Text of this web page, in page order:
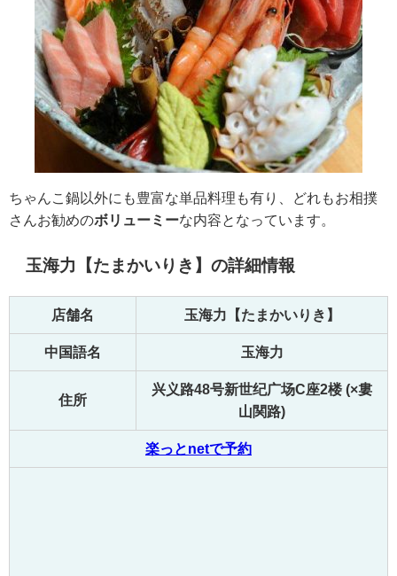
ちゃんこ鍋以外にも豊富な単品料理も有り、どれもお相撲
さんお勧めのボリューミーな内容となっています。
玉海力【たまかいりき】の詳細情報
店舗名 玉海力【たまかいりき】
中国語名 玉海力
住所
兴义路48号新世纪广场C座2楼 (×婁
山関路)
楽っとnetで予約